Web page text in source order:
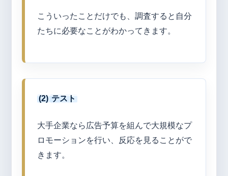
こういったことだけでも、調査すると自分
たちに必要なことがわかってきます。
(2) テスト
大手企業なら広告予算を組んで大規模なプ
ロモーションを行い、反応を見ることがで
きます。